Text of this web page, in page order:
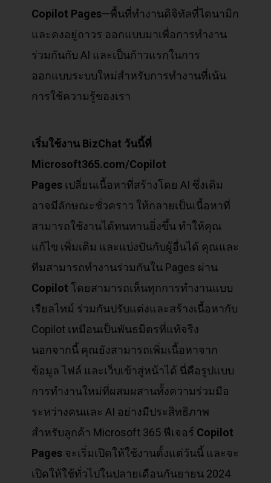
Copilot Pages—พื้นที่ทำงานดิจิทัลที่ไดนามิก
และคงอยู่ถาวร ออกแบบมาเพื่อการทำงาน
ร่วมกันกับ AI และเป็นก้าวแรกในการ
ออกแบบระบบใหม่สำหรับการทำงานที่เน้น
การใช้ความรู้ของเรา
เริ่มใช้งาน BizChat วันนี้ที่
Microsoft365.com/Copilot
Pages เปลี่ยนเนื้อหาที่สร้างโดย AI ซึ่งเดิม
อาจมีลักษณะชั่วคราว ให้กลายเป็นเนื้อหาที่
สามารถใช้งานได้ทนทานยิ่งขึ้น ทำให้คุณ
แก้ไข เพิ่มเติม และแบ่งปันกับผู้อื่นได้ คุณและ
ทีมสามารถทำงานร่วมกันใน Pages ผ่าน
Copilot โดยสามารถเห็นทุกการทำงานแบบ
เรียลไทม์ ร่วมกันปรับแต่งและสร้างเนื้อหากับ
Copilot เหมือนเป็นพันธมิตรที่แท้จริง
นอกจากนี้ คุณยังสามารถเพิ่มเนื้อหาจาก
ข้อมูล ไฟล์ และเว็บเข้าสู่หน้าได้ นี่คือรูปแบบ
การทำงานใหม่ที่ผสมผสานทั้งความร่วมมือ
ระหว่างคนและ AI อย่างมีประสิทธิภาพ
สำหรับลูกค้า Microsoft 365 ฟีเจอร์ Copilot
Pages จะเริ่มเปิดให้ใช้งานตั้งแต่วันนี้ และจะ
เปิดให้ใช้ทั่วไปในปลายเดือนกันยายน 2024